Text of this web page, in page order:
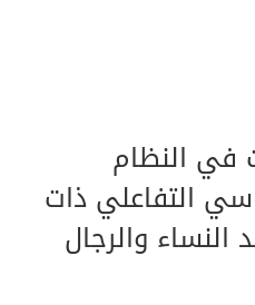
في النظام
سي التفاعلي ذات
النساء والرجال